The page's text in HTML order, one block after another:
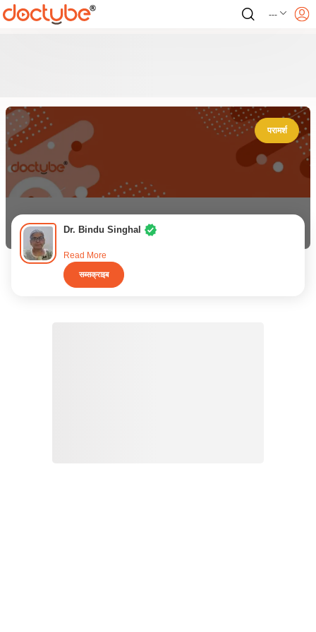
---
परामर्श
Dr. Bindu Singhal
Read More
सब्सक्राइब